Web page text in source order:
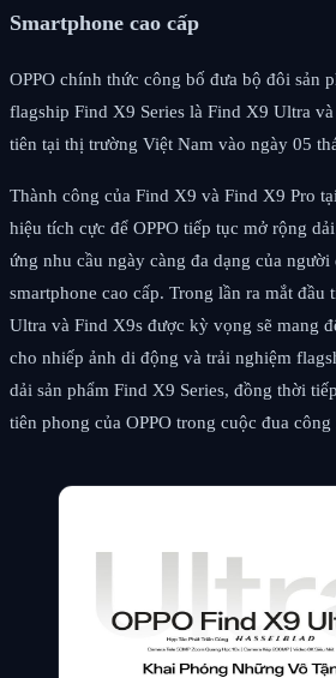
Smartphone cao cấp
OPPO chính thức công bố đưa bộ đôi sản
flagship Find X9 Series là Find X9 Ultra
tiên tại thị trường Việt Nam vào ngày 05
Thành công của Find X9 và Find X9 Pro
hiệu tích cực để OPPO tiếp tục mở rộng
ứng nhu cầu ngày càng đa dạng của
smartphone cao cấp. Trong lần ra mắt
Ultra và Find X9s được kỳ vọng sẽ mang
cho nhiếp ảnh di động và trải nghiệm
dải sản phẩm Find X9 Series, đồng thời
tiên phong của OPPO trong cuộc đua